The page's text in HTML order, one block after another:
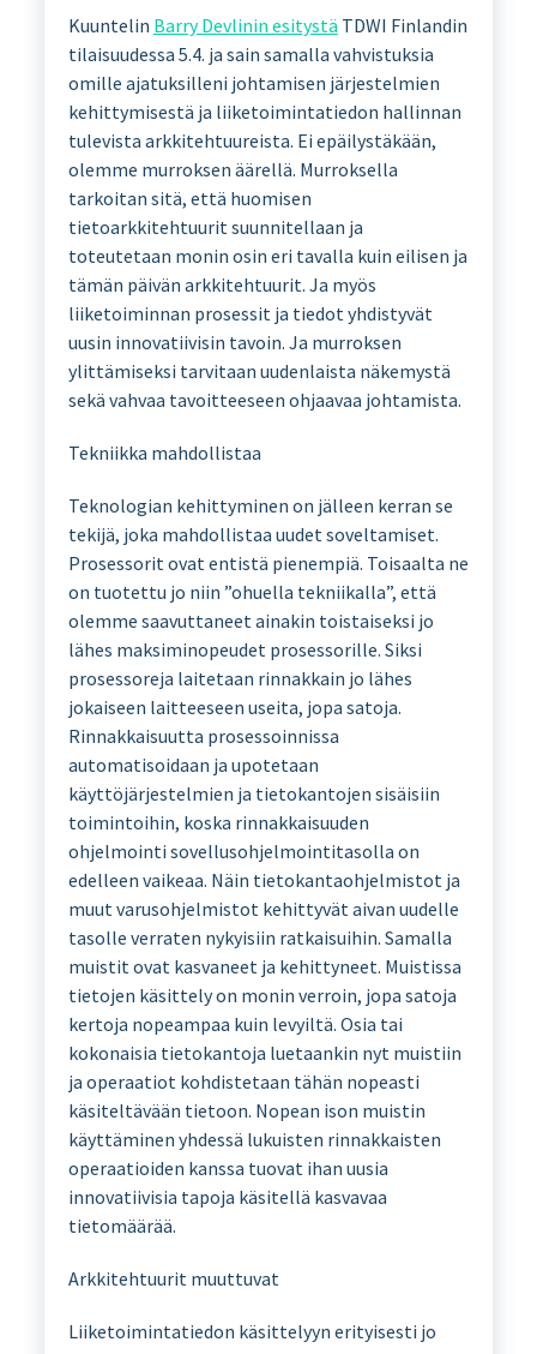
Kuuntelin Barry Devlinin esitystä TDWI Finlandin
tilaisuudessa 5.4. ja sain samalla vahvistuksia
omille ajatuksilleni johtamisen järjestelmien
kehittymisestä ja liiketoimintatiedon hallinnan
tulevista arkkitehtuureista. Ei epäilystäkään,
olemme murroksen äärellä. Murroksella
tarkoitan sitä, että huomisen
tietoarkkitehtuurit suunnitellaan ja
toteutetaan monin osin eri tavalla kuin eilisen ja
tämän päivän arkkitehtuurit. Ja myös
liiketoiminnan prosessit ja tiedot yhdistyvät
uusin innovatiivisin tavoin. Ja murroksen
ylittämiseksi tarvitaan uudenlaista näkemystä
sekä vahvaa tavoitteeseen ohjaavaa johtamista.
Tekniikka mahdollistaa
Teknologian kehittyminen on jälleen kerran se
tekijä, joka mahdollistaa uudet soveltamiset.
Prosessorit ovat entistä pienempiä. Toisaalta ne
on tuotettu jo niin ”ohuella tekniikalla”, että
olemme saavuttaneet ainakin toistaiseksi jo
lähes maksiminopeudet prosessorille. Siksi
prosessoreja laitetaan rinnakkain jo lähes
jokaiseen laitteeseen useita, jopa satoja.
Rinnakkaisuutta prosessoinnissa
automatisoidaan ja upotetaan
käyttöjärjestelmien ja tietokantojen sisäisiin
toimintoihin, koska rinnakkaisuuden
ohjelmointi sovellusohjelmointitasolla on
edelleen vaikeaa. Näin tietokantaohjelmistot ja
muut varusohjelmistot kehittyvät aivan uudelle
tasolle verraten nykyisiin ratkaisuihin. Samalla
muistit ovat kasvaneet ja kehittyneet. Muistissa
tietojen käsittely on monin verroin, jopa satoja
kertoja nopeampaa kuin levyiltä. Osia tai
kokonaisia tietokantoja luetaankin nyt muistiin
ja operaatiot kohdistetaan tähän nopeasti
käsiteltävään tietoon. Nopean ison muistin
käyttäminen yhdessä lukuisten rinnakkaisten
operaatioiden kanssa tuovat ihan uusia
innovatiivisia tapoja käsitellä kasvavaa
tietomäärää.
Arkkitehtuurit muuttuvat
Liiketoimintatiedon käsittelyyn erityisesti jo